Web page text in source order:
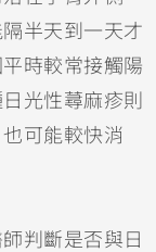
半天到一天才
時較常接觸陽
光性蕁麻疹則
可能較快消
判斷是否與日